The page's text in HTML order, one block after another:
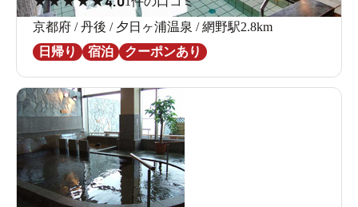
京都府 / 丹後 / 夕日ヶ浦温泉 / 網野駅2.8km
日帰り
宿泊 クーポンあり